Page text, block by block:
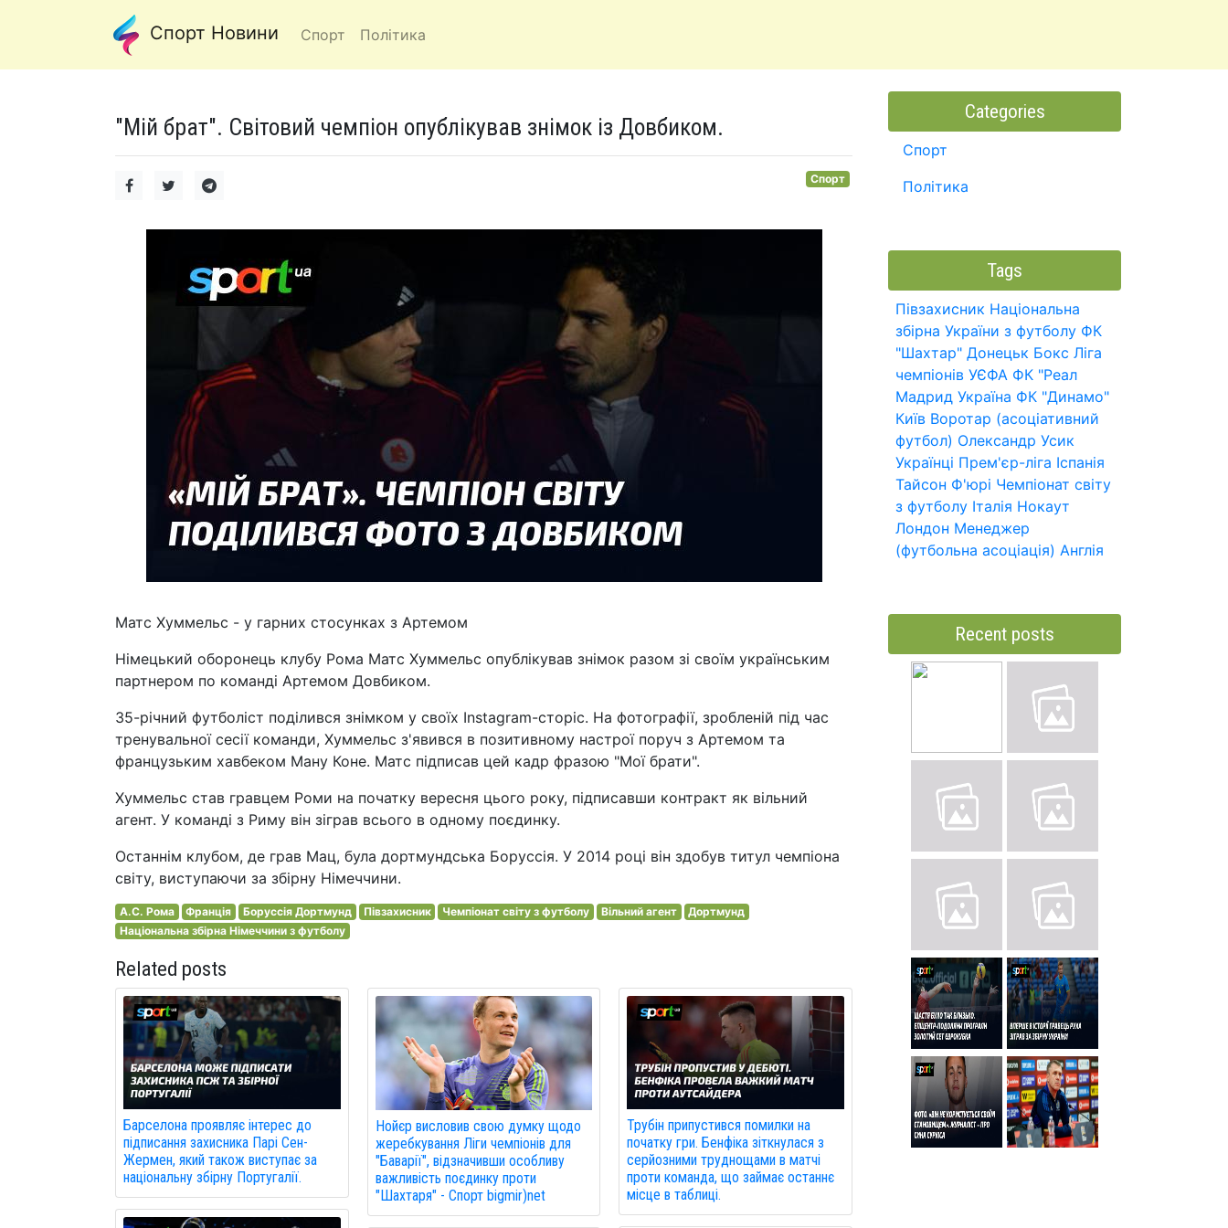
Спорт Новини Спорт Політика
"Мій брат". Світовий чемпіон опублікував знімок із Довбиком.
Спорт
Матс Хуммельс - у гарних стосунках з Артемом
Німецький оборонець клубу Рома Матс Хуммельс опублікував знімок разом зі своїм українським
партнером по команді Артемом Довбиком.
35-річний футболіст поділився знімком у своїх Instagram-сторіс. На фотографії, зробленій під час
тренувальної сесії команди, Хуммельс з'явився в позитивному настрої поруч з Артемом та
французьким хавбеком Ману Коне. Матс підписав цей кадр фразою "Мої брати".
Хуммельс став гравцем Роми на початку вересня цього року, підписавши контракт як вільний
агент. У команді з Риму він зіграв всього в одному поєдинку.
Останнім клубом, де грав Мац, була дортмундська Боруссія. У 2014 році він здобув титул чемпіона
світу, виступаючи за збірну Німеччини.
А.С. Рома Франція Боруссія Дортмунд Півзахисник Чемпіонат світу з футболу Вільний агент
Дортмунд
Національна збірна Німеччини з футболу
Related posts
Барселона проявляє інтерес до
підписання захисника Парі Сен-
Жермен, який також виступає за
національну збірну Португалії.
Нойєр висловив свою думку щодо
жеребкування Ліги чемпіонів для
"Баварії", відзначивши особливу
важливість поєдинку проти
"Шахтаря" - Спорт bigmir)net
Трубін припустився помилки на
початку гри. Бенфіка зіткнулася з
серйозними труднощами в матчі
проти команда, що займає останнє
місце в таблиці.
Categories
Спорт
Політика
Tags
Півзахисник Національна
збірна України з футболу ФК
"Шахтар" Донецьк Бокс Ліга
чемпіонів УЄФА ФК "Реал
Мадрид Україна ФК "Динамо"
Київ Воротар (асоціативний
футбол) Олександр Усик
Українці Прем'єр-ліга Іспанія
Тайсон Ф'юрі Чемпіонат світу
з футболу Італія Нокаут
Лондон Менеджер
(футбольна асоціація) Англія
Recent posts